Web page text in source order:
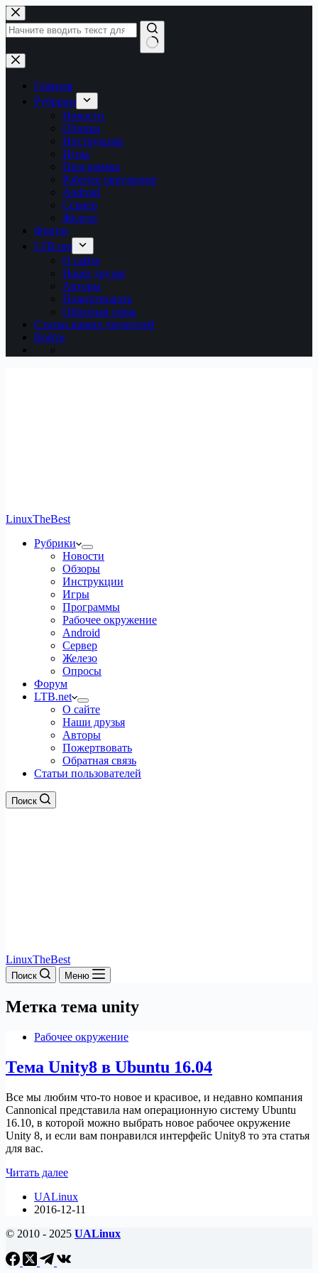
Перейти
к
сути
Ничего
не
найденоГлавная
Рубрики
Новости
Обзоры
Инструкции
Игры
Программы
Рабочее окружение
Android
Сервер
Железо
Форум
LTB.net
О сайте
Наши друзья
Авторы
Пожертвовать
Обратная связь
Статьи наших читателей
Войти
LinuxTheBest
Рубрики
Новости
Обзоры
Инструкции
Игры
Программы
Рабочее окружение
Android
Сервер
Железо
Опросы
Форум
LTB.net
О сайте
Наши друзья
Авторы
Пожертвовать
Обратная связь
Статьи пользователей
Поиск
LinuxTheBest
Поиск Меню
Метка тема unity
Рабочее окружение
Тема Unity8 в Ubuntu 16.04
Все мы любим что-то новое и красивое, и недавно компания
Cannonical представила нам операционную систему Ubuntu
16.10, в которой можно выбрать новое рабочее окружение
Unity 8, и если вам понравился интерфейс Unity8 то эта статья
для вас.
Читать далееТема
в
Ubuntu
UALinux
2016-12-11
© 2010 - 2025 UALinux